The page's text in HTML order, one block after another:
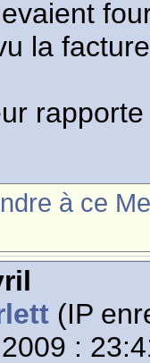
la
à ce
(IP
: